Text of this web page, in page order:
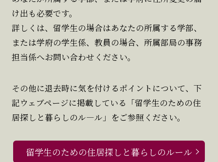
け出も必要です。
詳しくは、留学生の場合はあなたの所属する学部、
または学府の学生係、教員の場合、所属部局の事務
担当係へお問い合わせください。
その他に退去時に気を付けるポイントについて、下
記ウェブページに掲載している「留学生のための住
居探しと暮らしのル―ル」をご参照ください。
留学生のための住居探しと暮らしのルール